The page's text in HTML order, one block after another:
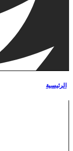
الرئيسية